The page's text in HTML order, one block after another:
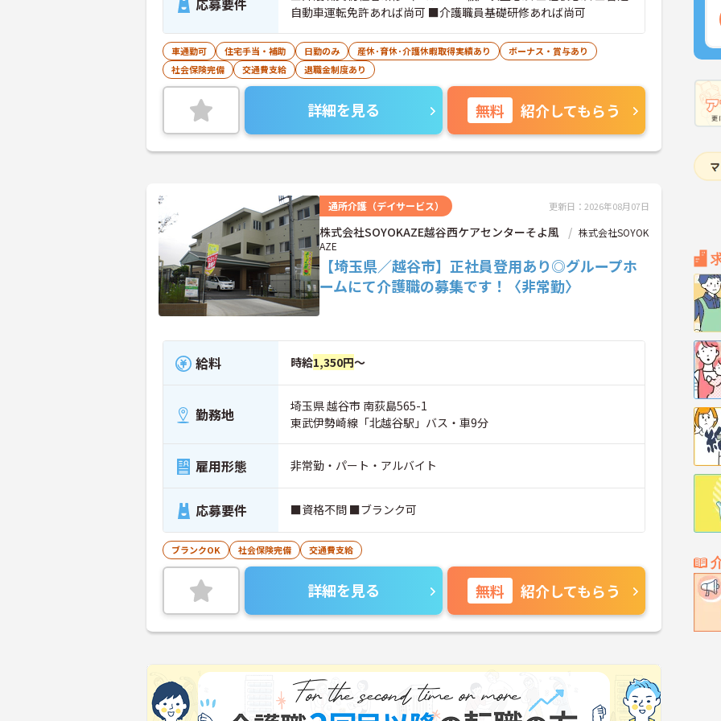
応募要件
自動車運転免許あれば尚可 ■介護職員基礎研修あれば尚可
車通勤可 住宅手当・補助 日勤のみ 産休･育休･介護休暇取得実績あり
ボーナス・賞与あり
社会保険完備
交通費支給 退職金制度あり
詳細を見る 無料 紹介してもらう
通所介護（デイサービス） 更新日：2026年08月07日
株式会社SOYOKAZE越谷西ケアセンターそよ風
株式会社SOYOK
AZE
【埼玉県／越谷市】正社員登用あり◎グループホ
ームにて介護職の募集です！〈非常勤〉
給料 時給1,350円～
勤務地
埼玉県 越谷市 南荻島565-1
東武伊勢崎線「北越谷駅」バス・車9分
雇用形態 非常勤・パート・アルバイト
応募要件 ■資格不問 ■ブランク可
ブランクOK 社会保険完備 交通費支給
詳細を見る 無料 紹介してもらう